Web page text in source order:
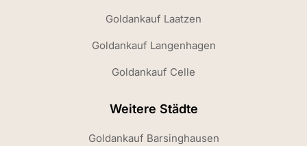
Goldankauf Laatzen
Goldankauf Langenhagen
Goldankauf Celle
Weitere Städte
Goldankauf Barsinghausen